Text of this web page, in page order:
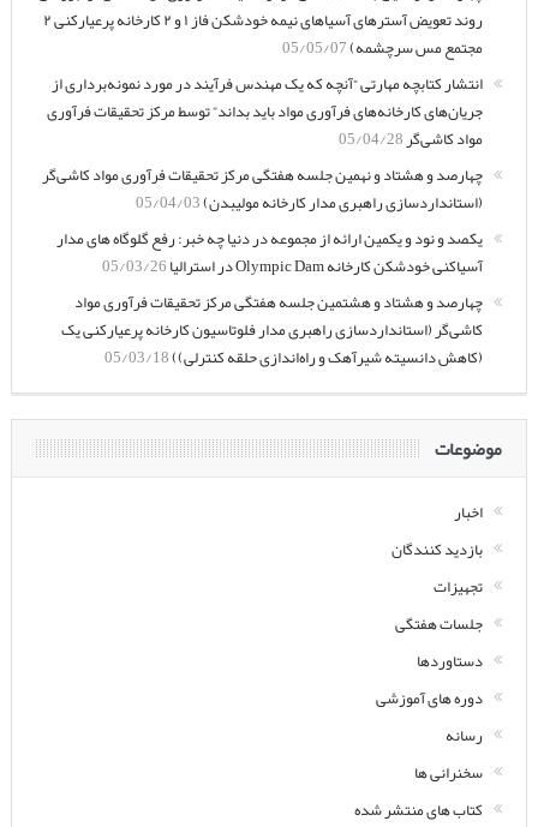
روند تعویض آسترهای آسیاهای نیمه خودشکن فاز ۱ و ۲ کارخانه پرعیارکنی ۲
مجتمع مس سرچشمه)05/05/07
انتشار کتابچه مهارتی “آنچه که یک مهندس فرآیند در مورد نمونه‌برداری از
جریان‌های کارخانه‌های فرآوری مواد باید بداند” توسط مرکز تحقیقات فرآوری
مواد کاشی‌گر05/04/28
چهارصد و هشتاد و نهمین جلسه هفتگی مرکز تحقیقات فرآوری مواد کاشی‌گر
(استانداردسازی راهبری مدار کارخانه مولیبدن)05/04/03
یکصد و نود و یکمین ارائه از مجموعه در دنیا چه خبر: رفع گلوگاه های مدار
آسیاکنی خودشکن کارخانه Olympic Dam در استرالیا
05/03/26
چهارصد و هشتاد و هشتمین جلسه هفتگی مرکز تحقیقات فرآوری مواد
کاشی‌گر (استانداردسازی راهبری مدار فلوتاسیون کارخانه پرعیارکنی یک
(کاهش دانسیته شیرآهک و راه‌اندازی حلقه کنترلی))05/03/18
موضوعات
اخبار
بازدید کنندگان
تجهیزات
جلسات هفتگی
دستاوردها
دوره های آموزشی
رسانه
سخنرانی ها
کتاب های منتشر شده